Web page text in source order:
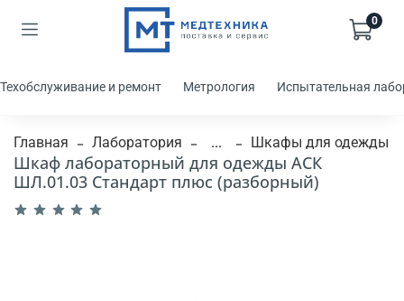
0
Техобслуживание и ремонт Метрология Испытательная
Главная Лаборатория ... Шкафы для одежды
Шкаф лабораторный для одежды АСК
ШЛ.01.03 Стандарт плюс (разборный)